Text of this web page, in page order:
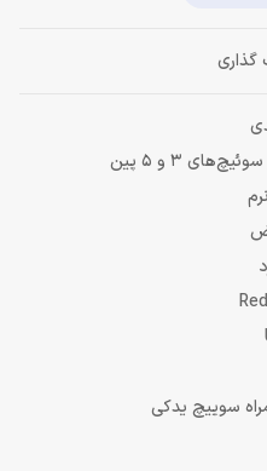
گذاری
3 و 5 پین
سوییچ یدکی